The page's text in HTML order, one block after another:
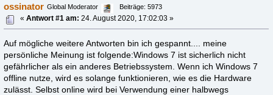
ossinator Global Moderator
Beiträge: 5973
«Antwort #1 am: 24. August 2020, 17:02:03 »
Auf mögliche weitere Antworten bin ich gespannt.... meine
persönliche Meinung ist folgende:Windows 7 ist sicherlich nicht
gefährlicher als ein anderes Betriebssystem. Wenn ich Windows 7
offline nutze, wird es solange funktionieren, wie es die Hardware
zulässt. Selbst online wird bei Verwendung einer halbwegs